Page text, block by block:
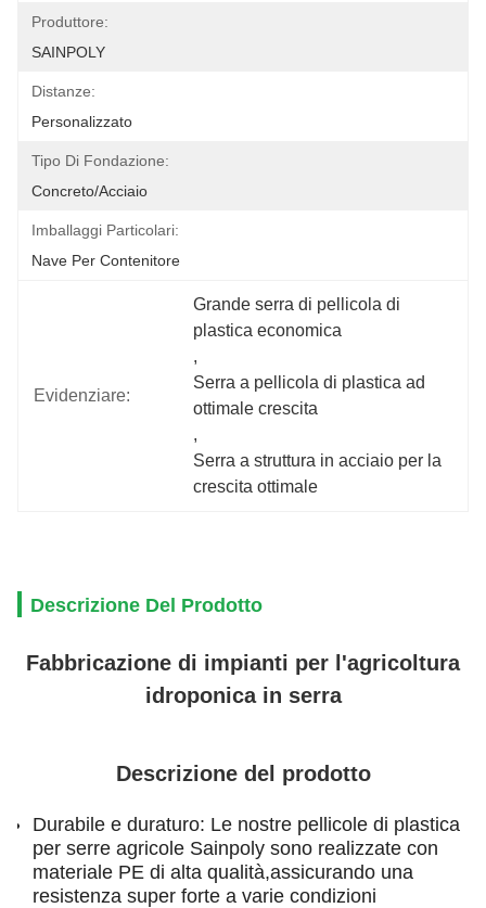
Produttore:
SAINPOLY
Distanze:
Personalizzato
Tipo Di Fondazione:
Concreto/acciaio
Imballaggi Particolari:
Nave Per Contenitore
Evidenziare:
Grande serra di pellicola di
plastica economica
,
Serra a pellicola di plastica ad
ottimale crescita
,
Serra a struttura in acciaio per la
crescita ottimale
Descrizione Del Prodotto
Fabbricazione di impianti per l'agricoltura
idroponica in serra
Descrizione del prodotto
Durabile e duraturo: Le nostre pellicole di plastica
per serre agricole Sainpoly sono realizzate con
materiale PE di alta qualità,assicurando una
resistenza super forte a varie condizioni